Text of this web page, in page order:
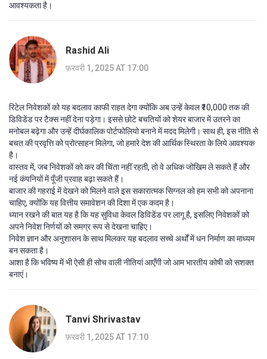
आवश्यकता है।
Rashid Ali
फ़रवरी 1, 2025 AT 17:00
रिटेल निवेशकों को यह बदलाव काफी राहत देगा क्योंकि अब उन्हें केवल ₹10,000 तक की
डिविडेंड पर टैक्स नहीं देना पड़ेगा। इससे छोटे बचतियों को शेयर बाजार में उतरने का
मनोबल बढ़ेगा और उन्हें दीर्घकालिक पोर्टफोलियो बनाने में मदद मिलेगी। साथ ही, इस नीति से
बचत की प्रवृत्ति को प्रोत्साहन मिलेगा, जो हमारे देश की आर्थिक स्थिरता के लिये आवश्यक
है।
वास्तव में, जब निवेशकों को कर की चिंता नहीं रहती, तो वे अधिक जोखिम ले सकते हैं और
नई कंपनियों में पूँजी प्रवाह बढ़ा सकते हैं।
बाजार की गहराई में देखने को मिलने वाले इस सकारात्मक सिग्नल को हम सभी को अपनाना
चाहिए, क्योंकि यह वित्तीय समावेशन की दिशा में एक कदम है।
ध्यान रखने की बात यह है कि यह सुविधा केवल डिविडेंड पर लागू है, इसलिए निवेशकों को
अपने निवेश निर्णयों को समग्र रूप से देखना चाहिए।
निवेश ज्ञान और अनुशासन के साथ मिलकर यह बदलाव सच्चे अर्थों में धन निर्माण का माध्यम
बन सकता है।
आशा है कि भविष्य में भी ऐसी ही सोच वाली नीतियां आएँगी जो आम भारतीय कोषी को सशक्त
बनाएं।
Tanvi Shrivastav
फ़रवरी 1, 2025 AT 17:10